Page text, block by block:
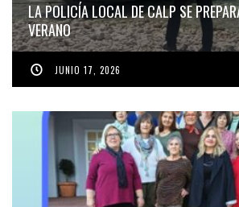
LA POLICÍA LOCAL DE CALP SE
VERANO
JUNIO 17, 2026